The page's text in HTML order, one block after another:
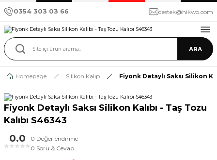
0354 303 03 66 destek@hikwo.com
ARA
Homepage Silikon Kalıp Fiyonk Detaylı Saksı Silikon
Fiyonk Detaylı Saksı Silikon Kalıbı - Taş Tozu
Kalıbı S46343
0.0
★ ★ ★ ★ ★
0 Değerlendirme
0 Soru & Cevap